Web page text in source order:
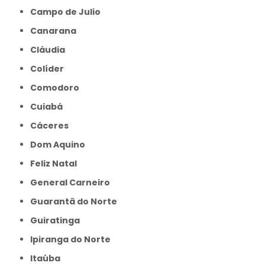
Campo de Julio
Canarana
Cláudia
Colíder
Comodoro
Cuiabá
Cáceres
Dom Aquino
Feliz Natal
General Carneiro
Guarantã do Norte
Guiratinga
Ipiranga do Norte
Itaúba